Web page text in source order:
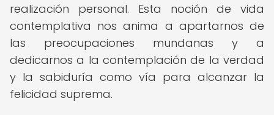
realización personal. Esta noción de vida
contemplativa nos anima a apartarnos de
las preocupaciones mundanas y a
dedicarnos a la contemplación de la verdad
y la sabiduría como vía para alcanzar la
felicidad suprema.